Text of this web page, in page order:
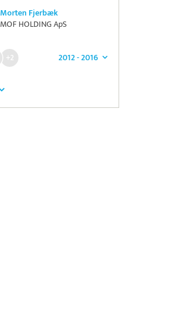
Morten Fjerbæk
MOF HOLDING ApS
2012 - 2016
+2